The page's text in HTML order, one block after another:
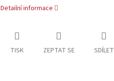
Detailní informace
TISK ZEPTAT SE SDÍLET